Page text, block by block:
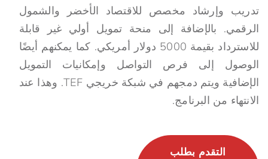
تدريب وإرشاد مخصص للاقتصاد الأخضر والشمول
الرقمي. بالإضافة إلى منحة تمويل أولي غير قابلة
للاسترداد بقيمة 5000 دولار أمريكي. كما يمكنهم أيضًا
الوصول إلى فرص التواصل وإمكانيات التمويل
الإضافية ويتم دمجهم في شبكة خريجي TEF. وهذا عند
الانتهاء من البرنامج.
التقدم بطلب